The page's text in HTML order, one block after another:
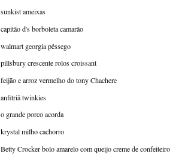
sunkist ameixas
capitão d's borboleta camarão
walmart georgia pêssego
pillsbury crescente rolos croissant
feijão e arroz vermelho do tony Chachere
anfitriã twinkies
o grande porco acorda
krystal milho cachorro
Betty Crocker bolo amarelo com queijo creme de confeiteiro